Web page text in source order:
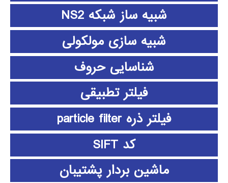
شبیه ساز شبکه NS2
شبیه سازی مولکولی
شناسایی حروف
فیلتر تطبیقی
فیلتر ذره particle filter
کد SIFT
ماشین بردار پشتیبان